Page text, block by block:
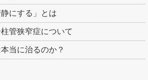
にする」とは
管狭窄症について
当に治るのか？